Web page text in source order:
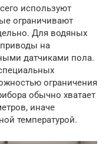
используют
ограничивают
Для водяных
на
датчиками пола.
ограничения
обычно хватает
иначе
температурой.